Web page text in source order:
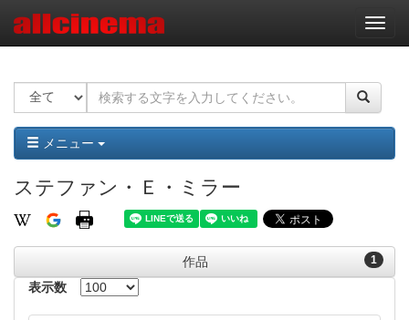
ナ
ビ
ー
ョ
ン
メニュー
ステファン・Ｅ・ミラー
1
作品
表示数